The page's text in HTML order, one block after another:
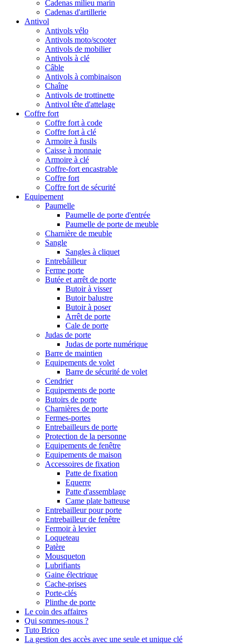
Cadenas milieu marin
Cadenas d'artillerie
Antivol
Antivols vélo
Antivols moto/scooter
Antivols de mobilier
Antivols à clé
Câble
Antivols à combinaison
Chaîne
Antivols de trottinette
Antivol tête d'attelage
Coffre fort
Coffre fort à code
Coffre fort à clé
Armoire à fusils
Caisse à monnaie
Armoire à clé
Coffre-fort encastrable
Coffre fort
Coffre fort de sécurité
Equipement
Paumelle
Paumelle de porte d'entrée
Paumelle de porte de meuble
Charnière de meuble
Sangle
Sangles à cliquet
Entrebâilleur
Ferme porte
Butée et arrêt de porte
Butoir à visser
Butoir balustre
Butoir à poser
Arrêt de porte
Cale de porte
Judas de porte
Judas de porte numérique
Barre de maintien
Equipements de volet
Barre de sécurité de volet
Cendrier
Equipements de porte
Butoirs de porte
Charnières de porte
Fermes-portes
Entrebailleurs de porte
Protection de la personne
Equipements de fenêtre
Equipements de maison
Accessoires de fixation
Patte de fixation
Equerre
Patte d'assemblage
Came plate batteuse
Entrebailleur pour porte
Entrebailleur de fenêtre
Fermoir à levier
Loqueteau
Patère
Mousqueton
Lubrifiants
Gaine électrique
Cache-prises
Porte-clés
Plinthe de porte
Le coin des affaires
Qui sommes-nous ?
Tuto Brico
La gestion des accès avec une seule et unique clé